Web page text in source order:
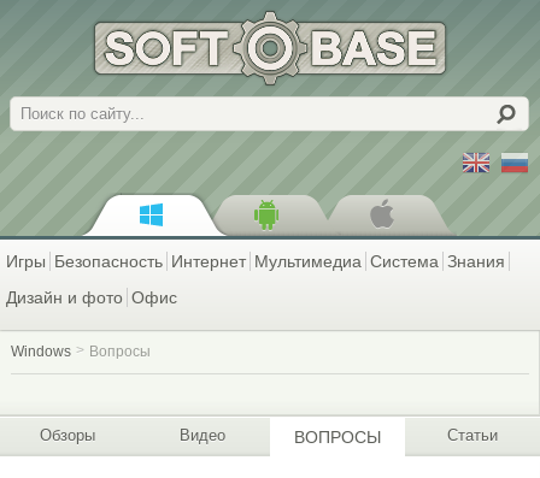
Поиск
Игры Безопасность Интернет Мультимедиа Система Знания
Дизайн и фото Офис
Windows Вопросы
Обзоры Видео ВОПРОСЫ Статьи